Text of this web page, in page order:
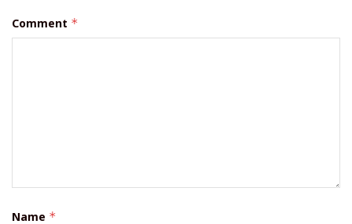
Comment *
Name *